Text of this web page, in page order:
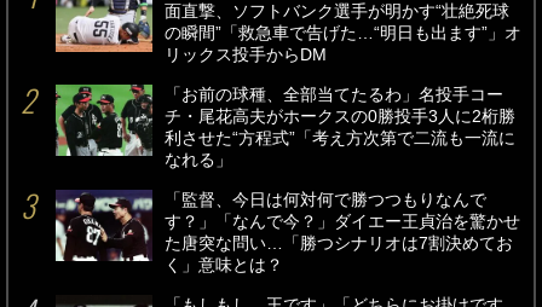
面直撃、ソフトバンク選手が明かす“壮絶死球
の瞬間”「救急車で告げた…“明日も出ます”」オ
リックス投手からDM
「お前の球種、全部当てたるわ」名投手コー
チ・尾花高夫がホークスの0勝投手3人に2桁勝
利させた“方程式”「考え方次第で二流も一流に
なれる」
「監督、今日は何対何で勝つつもりなんで
す？」「なんで今？」ダイエー王貞治を驚かせ
た唐突な問い…「勝つシナリオは7割決めてお
く」意味とは？